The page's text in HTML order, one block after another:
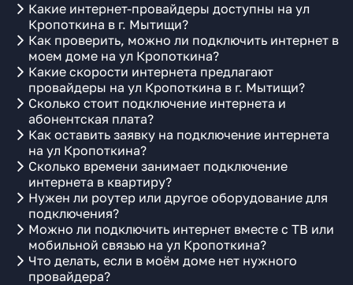
Какие интернет-провайдеры доступны на ул
Кропоткина в г. Мытищи?
Как проверить, можно ли подключить интернет в
моем доме на ул Кропоткина?
Какие скорости интернета предлагают
провайдеры на ул Кропоткина в г. Мытищи?
Сколько стоит подключение интернета и
абонентская плата?
Как оставить заявку на подключение интернета
на ул Кропоткина?
Сколько времени занимает подключение
интернета в квартиру?
Нужен ли роутер или другое оборудование для
подключения?
Можно ли подключить интернет вместе с ТВ или
мобильной связью на ул Кропоткина?
Что делать, если в моём доме нет нужного
провайдера?